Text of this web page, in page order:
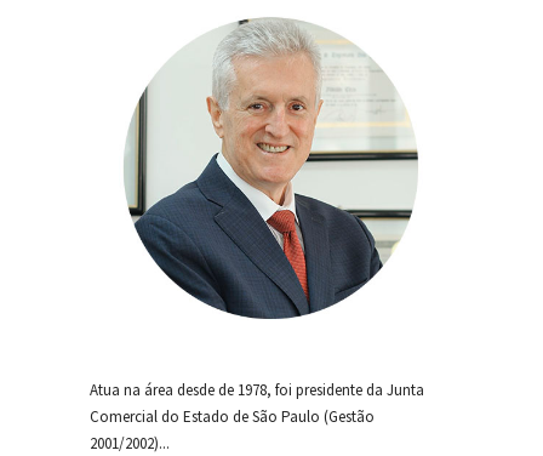
Atua na área desde de 1978, foi presidente da Junta
Comercial do Estado de São Paulo (Gestão
2001/2002)...